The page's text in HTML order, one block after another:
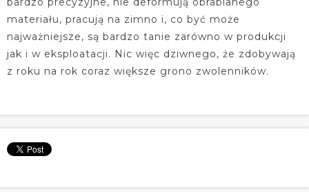
materiału, pracują na zimno i, co być może
najważniejsze, są bardzo tanie zarówno w produkcji
jak i w eksploatacji. Nic więc dziwnego, że zdobywają
z roku na rok coraz większe grono zwolenników.